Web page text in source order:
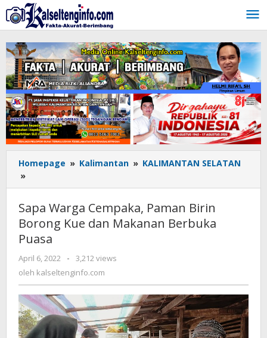
Lewati
ke
konten
Homepage » Kalimantan » KALIMANTAN SELATAN
»
Warga
Paman
Birin
Borong
dan
Makanan
Berbuka
Puasa
Sapa Warga Cempaka, Paman Birin
Borong Kue dan Makanan Berbuka
Puasa
April 6, 2022
oleh
kalseltenginfo.com
-
3,212 views
oleh kalseltenginfo.com